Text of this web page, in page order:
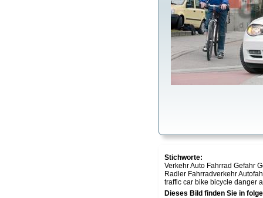
Stichworte:
Verkehr Auto Fahrrad Gefahr
Radler Fahrradverkehr
traffic car bike bicycle danger
Dieses Bild finden Sie in